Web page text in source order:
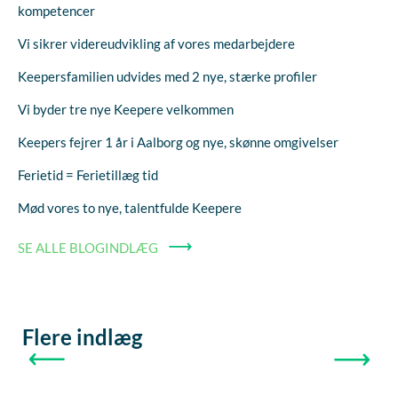
kompetencer
Vi sikrer videreudvikling af vores medarbejdere
Keepersfamilien udvides med 2 nye, stærke profiler
Vi byder tre nye Keepere velkommen
Keepers fejrer 1 år i Aalborg og nye, skønne omgivelser
Ferietid = Ferietillæg tid
Mød vores to nye, talentfulde Keepere
SE ALLE BLOGINDLÆG
Flere indlæg